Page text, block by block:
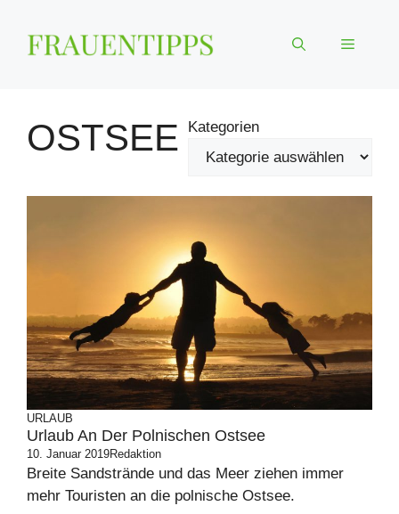
Inhalt
springen
Menü
OSTSEE Kategorien
URLAUB
Urlaub An Der Polnischen Ostsee
10. Januar 2019Redaktion
Breite Sandstrände und das Meer ziehen immer
mehr Touristen an die polnische Ostsee.